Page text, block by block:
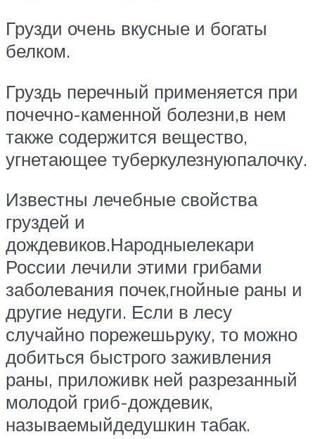
Грузди очень вкусные и богаты
белком.
Груздь перечный применяется при
почечно-каменной болезни,в нем
также содержится вещество,
угнетающее туберкулезнуюпалочку.
Известны лечебные свойства
груздей и
дождевиков.Народныелекари
России лечили этими грибами
заболевания почек,гнойные раны и
другие недуги. Если в лесу
случайно порежешьруку, то можно
добиться быстрого заживления
раны, приложивк ней разрезанный
молодой гриб-дождевик,
называемыйдедушкин табак.